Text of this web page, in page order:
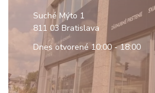
Suché Mýto 1
811 03 Bratislava
Dnes otvorené10:00 - 18:00